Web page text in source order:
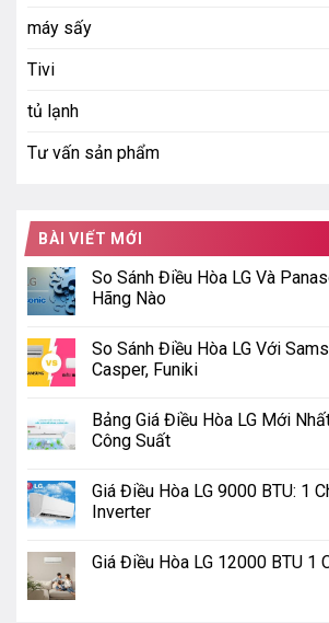
máy sấy
Tivi
tủ lạnh
Tư vấn sản phẩm
BÀI VIẾT MỚI
So Sánh Điều Hòa LG Và
Hãng Nào
So Sánh Điều Hòa LG Với
Casper, Funiki
Bảng Giá Điều Hòa LG Mới
Công Suất
Giá Điều Hòa LG 9000 BTU: 1
Inverter
Giá Điều Hòa LG 12000 BTU 1